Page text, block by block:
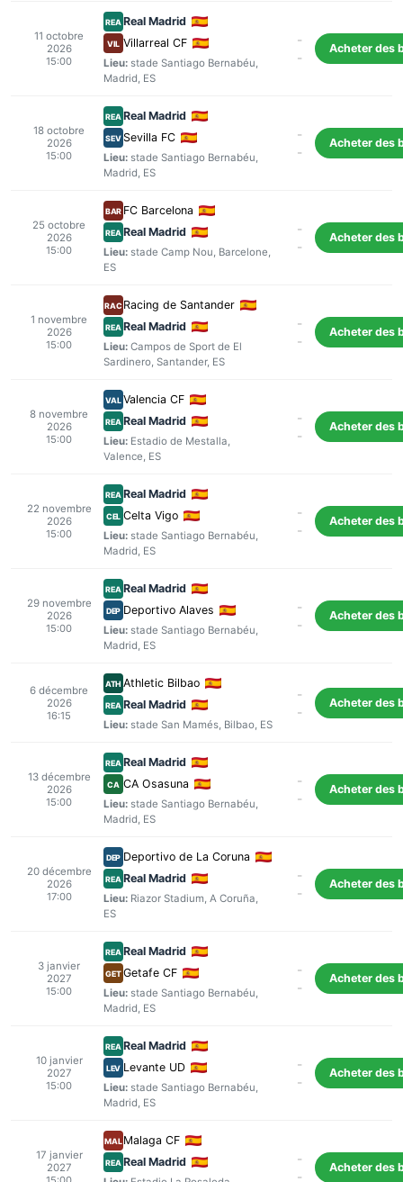
11 octobre
2026
15:00
REA Real Madrid
VIL Villarreal CF
Lieu: stade Santiago Bernabéu,
Madrid, ES
-
-
Acheter des
18 octobre
2026
15:00
REA Real Madrid
SEV Sevilla FC
Lieu: stade Santiago Bernabéu,
Madrid, ES
-
-
Acheter des
25 octobre
2026
15:00
BAR FC Barcelona
REA Real Madrid
Lieu: stade Camp Nou, Barcelone,
ES
-
-
Acheter des
1 novembre
2026
15:00
RAC Racing de Santander
REA Real Madrid
Lieu: Campos de Sport de El
Sardinero, Santander, ES
-
-
Acheter des
8 novembre
2026
15:00
VAL Valencia CF
REA Real Madrid
Lieu: Estadio de Mestalla,
Valence, ES
-
-
Acheter des
22 novembre
2026
15:00
REA Real Madrid
CEL Celta Vigo
Lieu: stade Santiago Bernabéu,
Madrid, ES
-
-
Acheter des
29 novembre
2026
15:00
REA Real Madrid
DEP Deportivo Alaves
Lieu: stade Santiago Bernabéu,
Madrid, ES
-
-
Acheter des
6 décembre
2026
16:15
ATH Athletic Bilbao
REA Real Madrid
Lieu: stade San Mamés, Bilbao, ES
-
-
Acheter des
13 décembre
2026
15:00
REA Real Madrid
CA CA Osasuna
Lieu: stade Santiago Bernabéu,
Madrid, ES
-
-
Acheter des
20 décembre
2026
17:00
DEP Deportivo de La Coruna
REA Real Madrid
Lieu: Riazor Stadium, A Coruña,
ES
-
-
Acheter des
3 janvier
2027
15:00
REA Real Madrid
GET Getafe CF
Lieu: stade Santiago Bernabéu,
Madrid, ES
-
-
Acheter des
10 janvier
2027
15:00
REA Real Madrid
LEV Levante UD
Lieu: stade Santiago Bernabéu,
Madrid, ES
-
-
Acheter des
17 janvier
2027
MAL Malaga CF
REA Real Madrid
-
-
Acheter des